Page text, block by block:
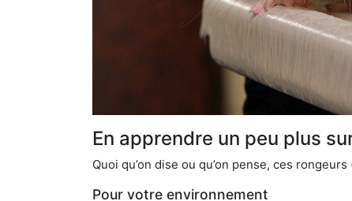
En apprendre un peu plus
Quoi qu’on dise ou qu’on pense, ces
Pour votre environnement